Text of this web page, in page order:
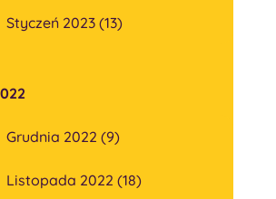
Styczeń 2023 (13)
Grudnia 2022 (9)
Listopada 2022 (18)